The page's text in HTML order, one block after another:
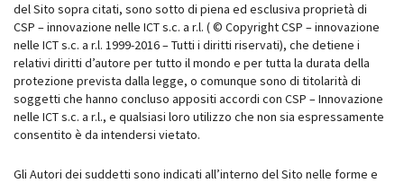
del Sito sopra citati, sono sotto di piena ed esclusiva proprietà di
CSP – innovazione nelle ICT s.c. a r.l. ( © Copyright CSP – innovazione
nelle ICT s.c. a r.l. 1999-2016 – Tutti i diritti riservati), che detiene i
relativi diritti d’autore per tutto il mondo e per tutta la durata della
protezione prevista dalla legge, o comunque sono di titolarità di
soggetti che hanno concluso appositi accordi con CSP – Innovazione
nelle ICT s.c. a r.l., e qualsiasi loro utilizzo che non sia espressamente
consentito è da intendersi vietato.
Gli Autori dei suddetti sono indicati all’interno del Sito nelle forme e